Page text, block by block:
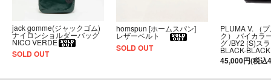
jack gomme(ジャックゴム)
ナイロンショルダーバッグ
NICO VERDE
SOLD OUT
homspun [ホームスパン]
レザーベルト
SOLD OUT
PLUMA V. （
ク） バイカラ
グ /BY2 (S)ス
BLACK-BLACK
45,000円(税込